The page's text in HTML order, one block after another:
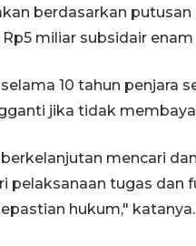
berdasarkan putusan
miliar subsidair
10 tahun penjara
jika tidak
mencari
pelaksanaan tugas dan
hukum," katanya.